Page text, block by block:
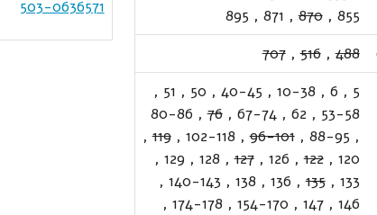
855
,
870
,
871
,
895
488
,
516
,
707
5
,
6
,
10-38
,
40-45
,
50
,
51
,
53-58
,
62
,
67-74
,
76
,
80-86
,
88-95
,
96-101
,
102-118
,
119
,
120
,
122
,
126
,
127
,
128
,
129
,
133
,
135
,
136
,
138
,
140-143
,
146
,
147
,
154-170
,
174-178
,
503-0636571